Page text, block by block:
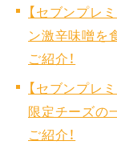
【セブンプレ
ン激辛味噌を
ご紹介！
【セブンプレ
限定チーズの
ご紹介！